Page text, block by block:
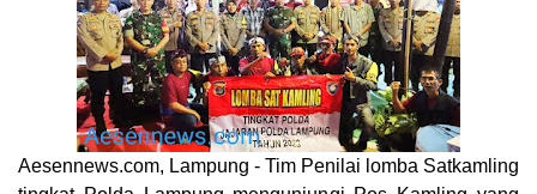
Aesennews.com, Lampung - Tim Penilai lomba Satkamling